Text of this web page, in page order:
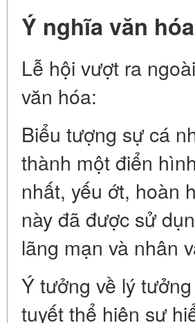
Ý nghĩa văn
Lễ hội vượt ra
văn hóa:
Biểu tượng sự cá
thành một điển
nhất, yếu ớt, hoàn
này đã được sử
lãng mạn và nhân
Ý tưởng về lý
tuyết thể hiện sự